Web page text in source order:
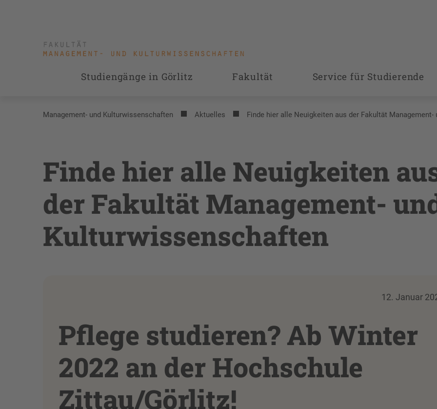
Studiengänge in Görlitz Fakultät Service für Studierende
Management- und Kulturwissenschaften Aktuelles Finde hier alle Neuigkeiten aus der Fakultät
Finde hier alle Neuigkeiten
der Fakultät Management-
Kulturwissenschaften
12. Januar
Pflege studieren? Ab Winter
2022 an der Hochschule
Zittau/Görlitz!